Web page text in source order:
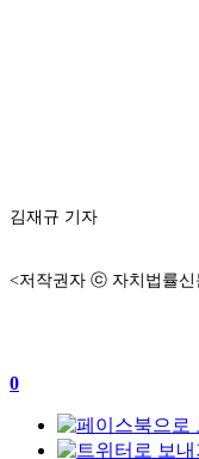
김재규 기자
<저작권자 ⓒ 자치법률신
0